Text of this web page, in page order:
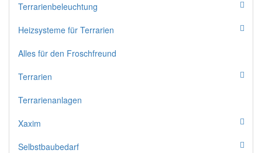
Terrarienbeleuchtung
Heizsysteme für Terrarien
Alles für den Froschfreund
Terrarien
Terrarienanlagen
Xaxim
Selbstbaubedarf